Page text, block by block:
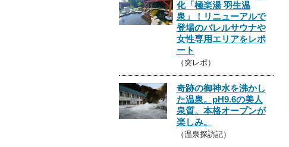
化「極楽湯 羽生温
泉」！リニューアルで
登場のバレルサウナや
女性専用エリアをレポ
ート
（突レポ）
奇跡の御神水を沸かし
た温泉。pH9.6の美人
泉質。本格オープンが
楽しみ。
（温泉探訪記）